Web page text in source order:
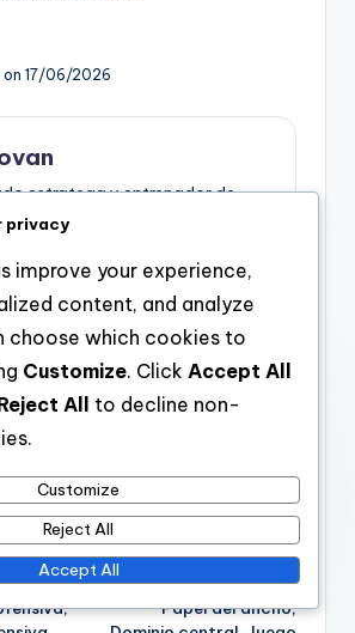
17/06/2026
estratega y entrenador de
ha pasado más de una
en la formación 3-2-4-1,
equipos a maximizar su
campo. Cuando no está
disfruta compartir sus
a través de su escritura, con el
a la próxima generación de
4-1:
Next Post
Formación 3-2-4-1:
Papel del ancho,
privacy
improve your experience,
content, and analyze
choose which cookies to
Customize. Click Accept All
All
to decline non-
Customize
Reject All
Accept All